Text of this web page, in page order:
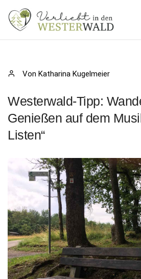
Von Katharina Kugelmeier
Westerwald-Tipp:
Genießen auf dem
Listen“